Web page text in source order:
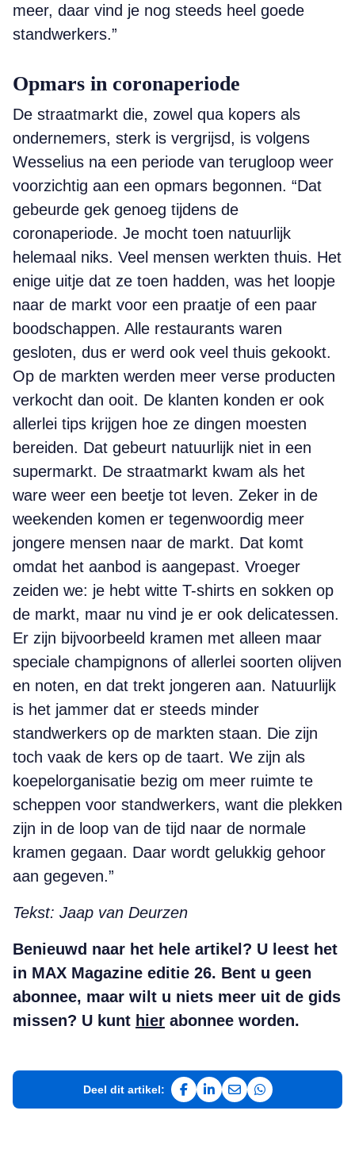
meer, daar vind je nog steeds heel goede
standwerkers.”
Opmars in coronaperiode
De straatmarkt die, zowel qua kopers als
ondernemers, sterk is vergrijsd, is volgens
Wesselius na een periode van terugloop weer
voorzichtig aan een opmars begonnen. “Dat
gebeurde gek genoeg tijdens de
coronaperiode. Je mocht toen natuurlijk
helemaal niks. Veel mensen werkten thuis. Het
enige uitje dat ze toen hadden, was het loopje
naar de markt voor een praatje of een paar
boodschappen. Alle restaurants waren
gesloten, dus er werd ook veel thuis gekookt.
Op de markten werden meer verse producten
verkocht dan ooit. De klanten konden er ook
allerlei tips krijgen hoe ze dingen moesten
bereiden. Dat gebeurt natuurlijk niet in een
supermarkt. De straatmarkt kwam als het
ware weer een beetje tot leven. Zeker in de
weekenden komen er tegenwoordig meer
jongere mensen naar de markt. Dat komt
omdat het aanbod is aangepast. Vroeger
zeiden we: je hebt witte T-shirts en sokken op
de markt, maar nu vind je er ook delicatessen.
Er zijn bijvoorbeeld kramen met alleen maar
speciale champignons of allerlei soorten olijven
en noten, en dat trekt jongeren aan. Natuurlijk
is het jammer dat er steeds minder
standwerkers op de markten staan. Die zijn
toch vaak de kers op de taart. We zijn als
koepelorganisatie bezig om meer ruimte te
scheppen voor standwerkers, want die plekken
zijn in de loop van de tijd naar de normale
kramen gegaan. Daar wordt gelukkig gehoor
aan gegeven.”
Tekst: Jaap van Deurzen
Benieuwd naar het hele artikel? U leest het
in MAX Magazine editie 26. Bent u geen
abonnee, maar wilt u niets meer uit de gids
missen? U kunt hier abonnee worden.
Deel dit artikel:
Deel op Facebook
Deel op LinkedIn
Deel via e-mail
Deel via